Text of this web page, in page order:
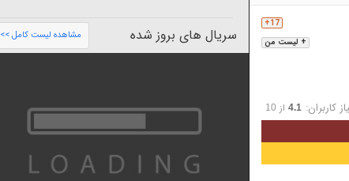
+ لیست من
17+
کاربران: 4.1 از 10
سریال های بروز شده مشاهده لیست کامل >>